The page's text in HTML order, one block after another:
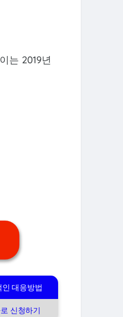
는 2019년
대응방법
신청하기